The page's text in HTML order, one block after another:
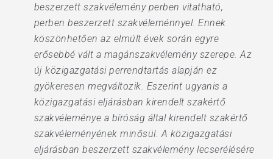
beszerzett szakvélemény perben vitatható,
perben beszerzett szakvéleménnyel. Ennek
köszönhetően az elmúlt évek során egyre
erősebbé vált a magánszakvélemény szerepe. Az
új közigazgatási perrendtartás alapján ez
gyökeresen megváltozik. Eszerint ugyanis a
közigazgatási eljárásban kirendelt szakértő
szakvéleménye a bíróság által kirendelt szakértő
szakvéleményének minősül. A közigazgatási
eljárásban beszerzett szakvélemény lecserélésére